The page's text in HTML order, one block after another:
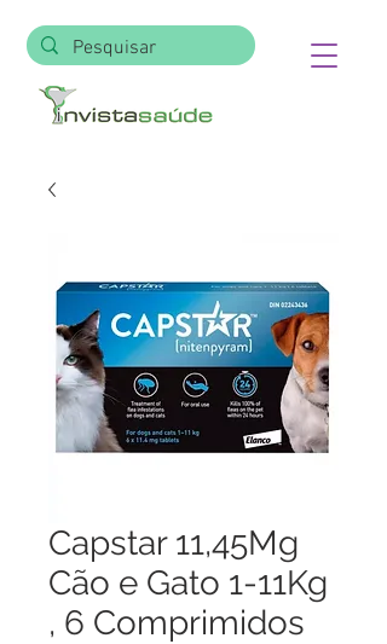
Capstar 11,45Mg
Cão e Gato 1-11Kg
, 6 Comprimidos